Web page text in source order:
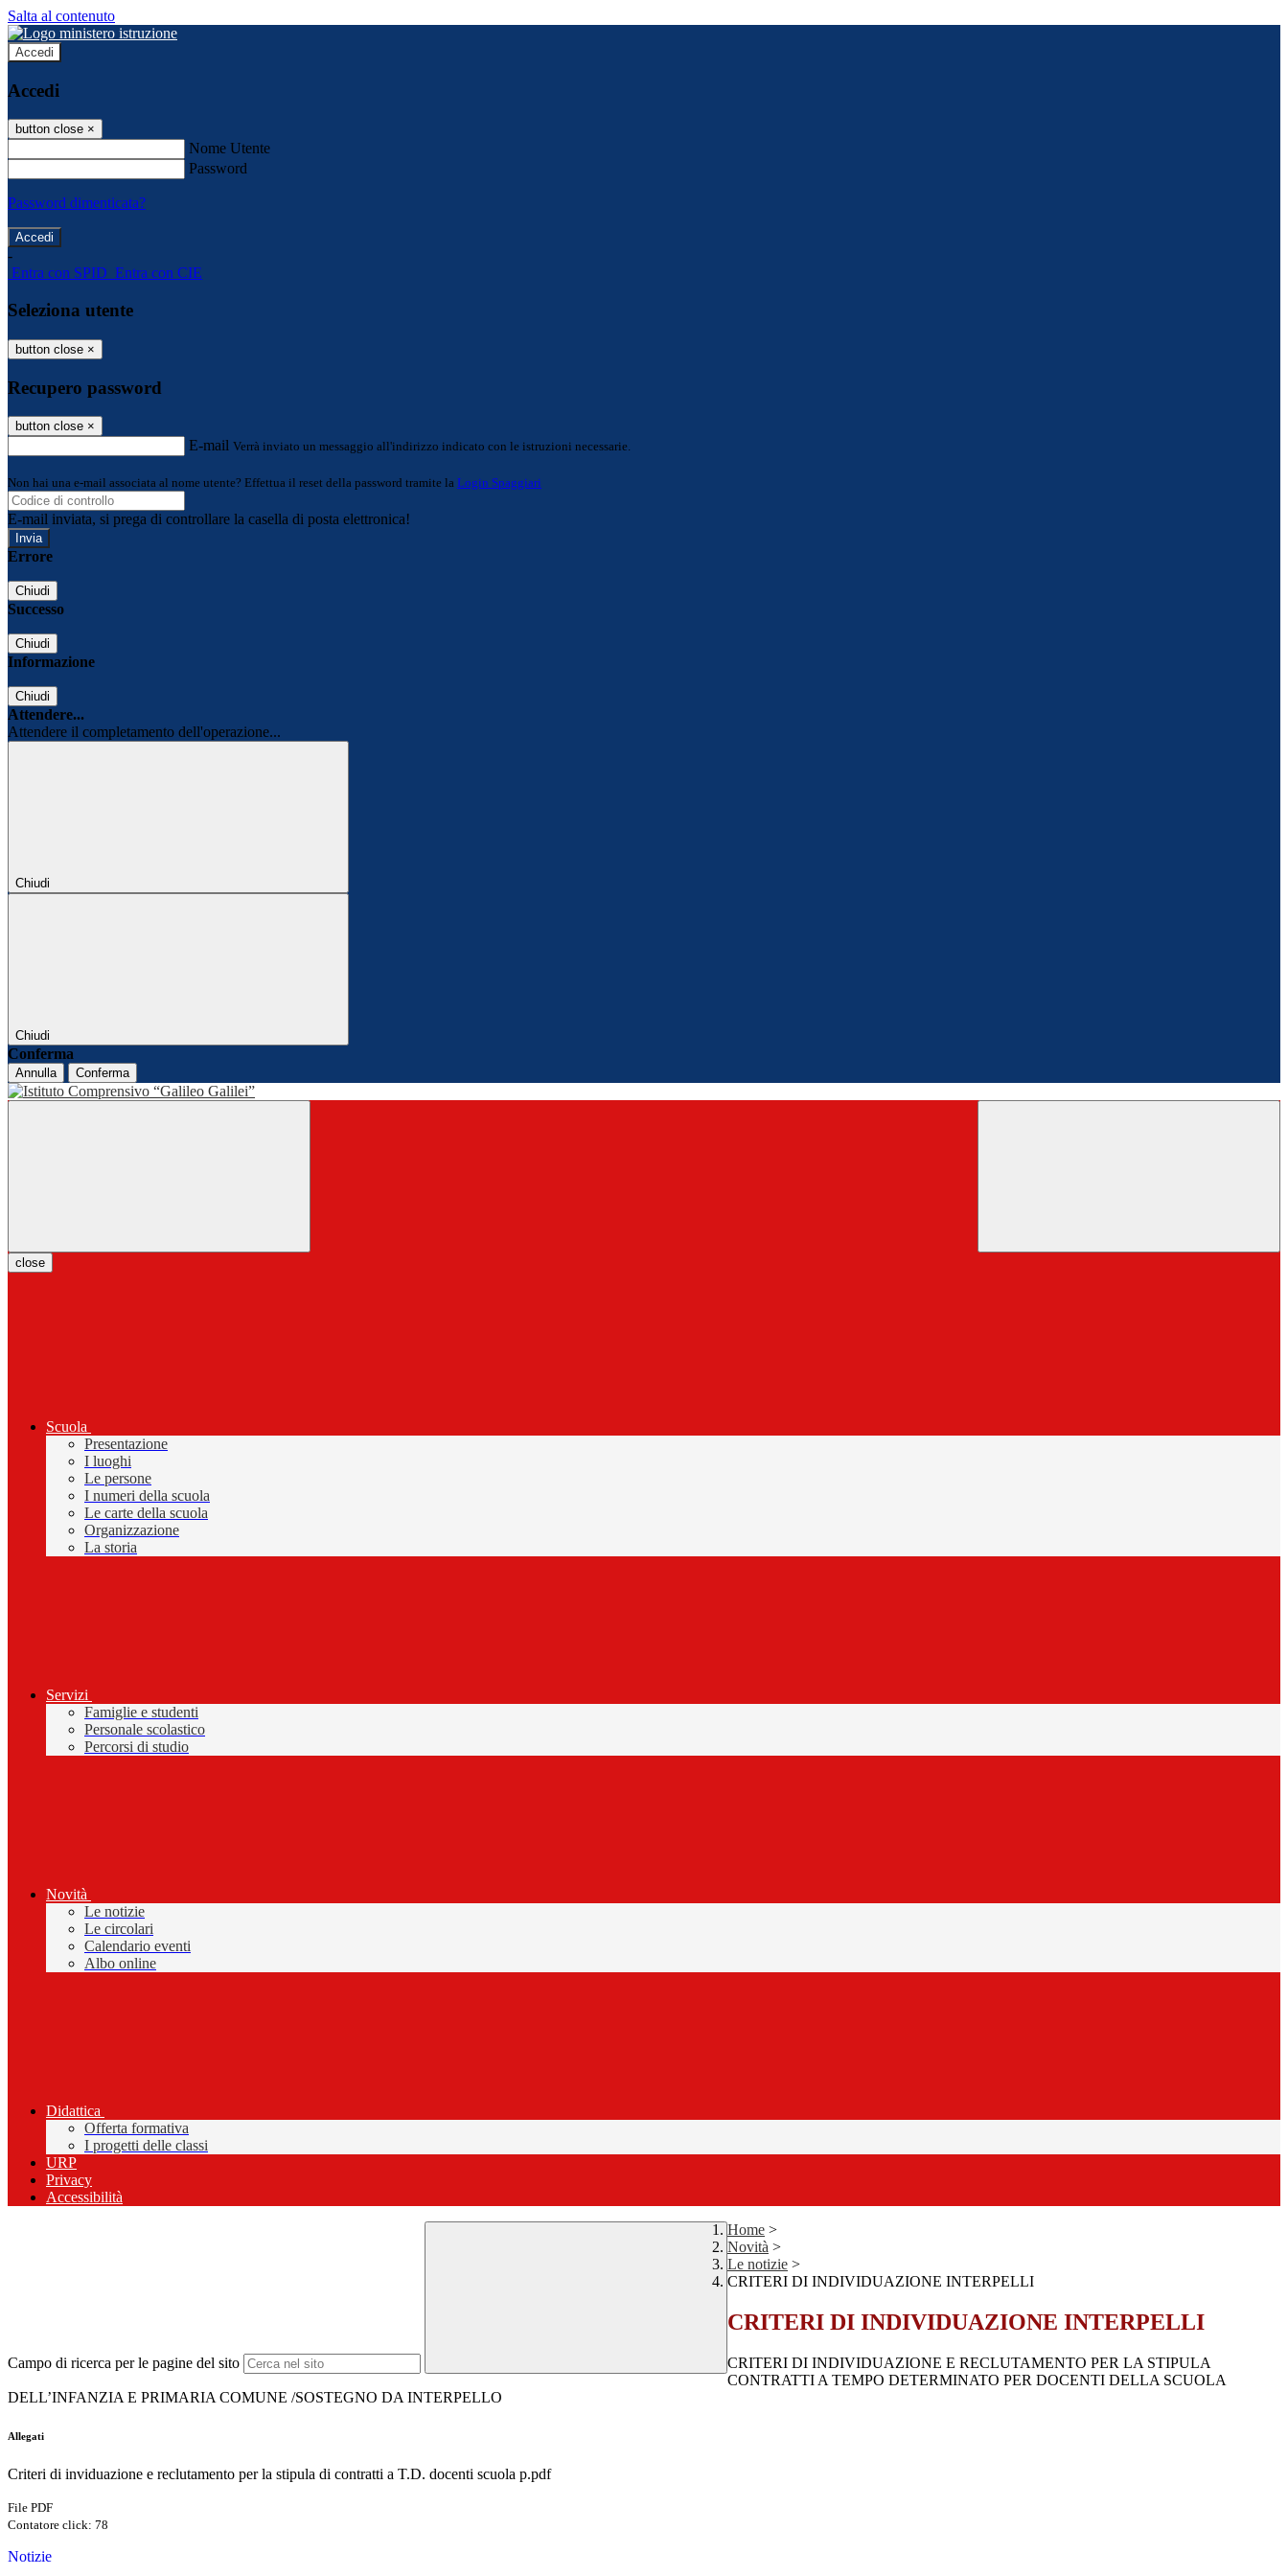
Salta al contenuto
Accedi
Accedi
button close ×
Nome Utente
Password
Password dimenticata?
-
Entra con SPID Entra con CIE
Seleziona utente
button close ×
Recupero password
button close ×
E-mail Verrà inviato un messaggio all'indirizzo indicato con le istruzioni necessarie.
Non hai una e-mail associata al nome utente? Effettua il reset della password tramite la Login Spaggiari
E-mail inviata, si prega di controllare la casella di posta elettronica!
Errore
Chiudi
Successo
Chiudi
Informazione
Chiudi
Attendere...
Attendere il completamento dell'operazione...
Chiudi
Chiudi
Conferma
Annulla Conferma
close
Scuola
Presentazione
I luoghi
Le persone
I numeri della scuola
Le carte della scuola
Organizzazione
La storia
Servizi
Famiglie e studenti
Personale scolastico
Percorsi di studio
Novità
Le notizie
Le circolari
Calendario eventi
Albo online
Didattica
Offerta formativa
I progetti delle classi
URP
Privacy
Accessibilità
Campo di ricerca per le pagine del sito
Home >
Novità >
Le notizie >
CRITERI DI INDIVIDUAZIONE INTERPELLI
CRITERI DI INDIVIDUAZIONE INTERPELLI
CRITERI DI INDIVIDUAZIONE E RECLUTAMENTO PER LA STIPULA
CONTRATTI A TEMPO DETERMINATO PER DOCENTI DELLA SCUOLA
DELL’INFANZIA E PRIMARIA COMUNE /SOSTEGNO DA INTERPELLO
Allegati
Criteri di inviduazione e reclutamento per la stipula di contratti a T.D. docenti scuola p.pdf
File PDF
Contatore click: 78
Notizie